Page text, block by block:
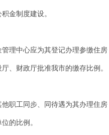
金制度建设。
理中心应为其登记办理参缴住房
、财政厅批准我市的缴存比例。
职工同步、同待遇为其办理住房
的比例。